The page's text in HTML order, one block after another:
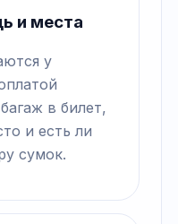
и места
у
в билет,
и есть ли
сумок.